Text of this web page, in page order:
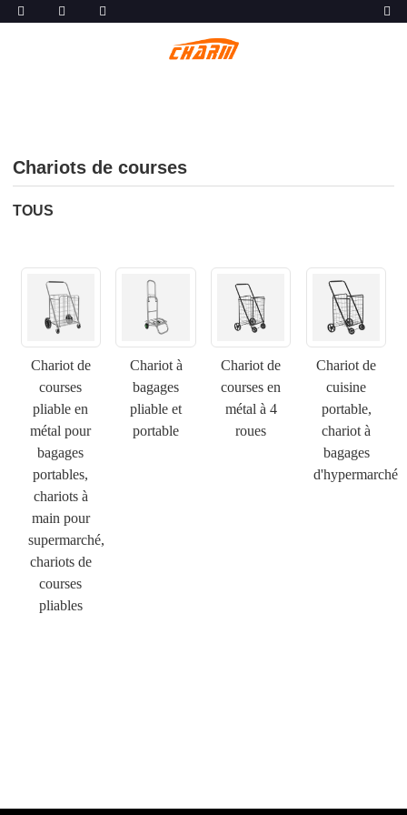
Chariots de courses
TOUS
Chariot de
courses
pliable en
métal pour
bagages
portables,
chariots à
main pour
supermarché,
chariots de
courses
pliables
Chariot à
bagages
pliable et
portable
Chariot de
courses en
métal à 4
roues
Chariot de
cuisine
portable,
chariot à
bagages
d'hypermarché